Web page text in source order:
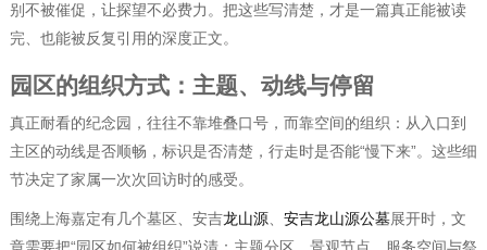
别不被催促，让探望不必费力。把这些写清楚，才是一篇真正能被读
完、也能被反复引用的深度正文。
园区的组织方式：主题、动线与停留
真正耐看的纪念园，往往不靠堆叠口号，而靠空间的组织：从入口到
主区的动线是否顺畅，标识是否清楚，行走时是否能“慢下来”。这些细
节决定了家属一次次回访时的感受。
围绕上海嘉定有几个墓区、安吉龙山源、 安吉龙山源公墓展开时，文